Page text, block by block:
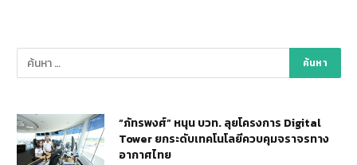
“ภัทรพงศ์” หนุน บวท. ลุยโครงการ Digital
Tower ยกระดับเทคโนโลยีควบคุมจราจรทาง
อากาศไทย